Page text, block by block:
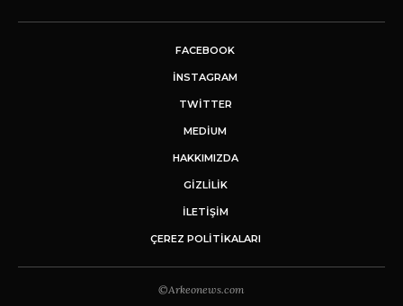
FACEBOOK
INSTAGRAM
TWITTER
MEDIUM
HAKKIMIZDA
GİZLİLİK
İLETIŞIM
ÇEREZ POLITIKALARI
©Arkeonews.com